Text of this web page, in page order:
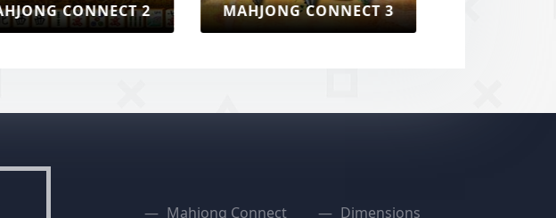
FARM MAHJONG BUG CONNECT MAHJONG
Mahjong Connect Dimensions